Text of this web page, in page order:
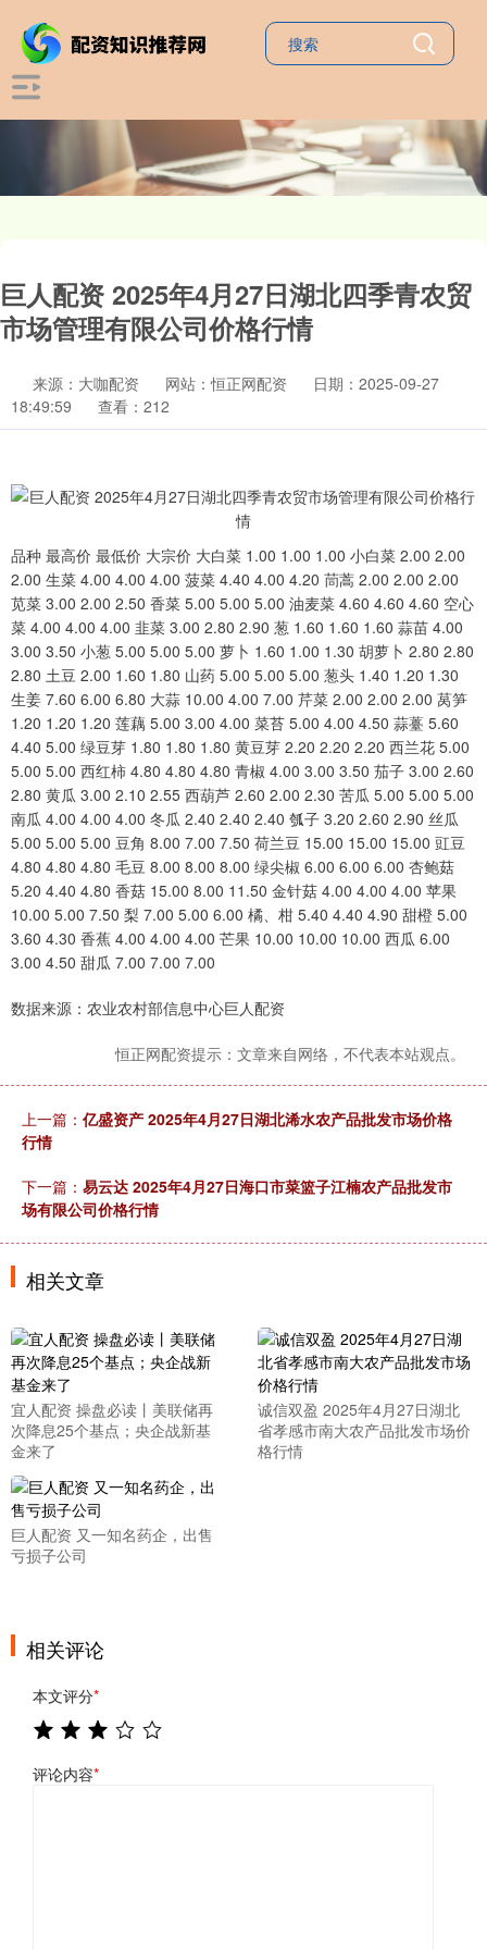
巨人配资 2025年4月27日湖北四季青农贸
市场管理有限公司价格行情
来源：大咖配资 网站：恒正网配资
日期：2025-09-27
18:49:59
查看：212
品种 最高价 最低价 大宗价 大白菜 1.00 1.00 1.00 小白菜 2.00 2.00
2.00 生菜 4.00 4.00 4.00 菠菜 4.40 4.00 4.20 茼蒿 2.00 2.00 2.00
苋菜 3.00 2.00 2.50 香菜 5.00 5.00 5.00 油麦菜 4.60 4.60 4.60 空心
菜 4.00 4.00 4.00 韭菜 3.00 2.80 2.90 葱 1.60 1.60 1.60 蒜苗 4.00
3.00 3.50 小葱 5.00 5.00 5.00 萝卜 1.60 1.00 1.30 胡萝卜 2.80 2.80
2.80 土豆 2.00 1.60 1.80 山药 5.00 5.00 5.00 葱头 1.40 1.20 1.30
生姜 7.60 6.00 6.80 大蒜 10.00 4.00 7.00 芹菜 2.00 2.00 2.00 莴笋
1.20 1.20 1.20 莲藕 5.00 3.00 4.00 菜苔 5.00 4.00 4.50 蒜薹 5.60
4.40 5.00 绿豆芽 1.80 1.80 1.80 黄豆芽 2.20 2.20 2.20 西兰花 5.00
5.00 5.00 西红柿 4.80 4.80 4.80 青椒 4.00 3.00 3.50 茄子 3.00 2.60
2.80 黄瓜 3.00 2.10 2.55 西葫芦 2.60 2.00 2.30 苦瓜 5.00 5.00 5.00
南瓜 4.00 4.00 4.00 冬瓜 2.40 2.40 2.40 瓠子 3.20 2.60 2.90 丝瓜
5.00 5.00 5.00 豆角 8.00 7.00 7.50 荷兰豆 15.00 15.00 15.00 豇豆
4.80 4.80 4.80 毛豆 8.00 8.00 8.00 绿尖椒 6.00 6.00 6.00 杏鲍菇
5.20 4.40 4.80 香菇 15.00 8.00 11.50 金针菇 4.00 4.00 4.00 苹果
10.00 5.00 7.50 梨 7.00 5.00 6.00 橘、柑 5.40 4.40 4.90 甜橙 5.00
3.60 4.30 香蕉 4.00 4.00 4.00 芒果 10.00 10.00 10.00 西瓜 6.00
3.00 4.50 甜瓜 7.00 7.00 7.00
数据来源：农业农村部信息中心巨人配资
恒正网配资提示：文章来自网络，不代表本站观点。
上一篇： 亿盛资产 2025年4月27日湖北浠水农产品批发市场价格
行情
下一篇： 易云达 2025年4月27日海口市菜篮子江楠农产品批发市
场有限公司价格行情
相关文章
宜人配资 操盘必读丨美联储再
次降息25个基点；央企战新基
金来了
诚信双盈 2025年4月27日湖北
省孝感市南大农产品批发市场价
格行情
巨人配资 又一知名药企，出售
亏损子公司
相关评论
本文评分*
评论内容*